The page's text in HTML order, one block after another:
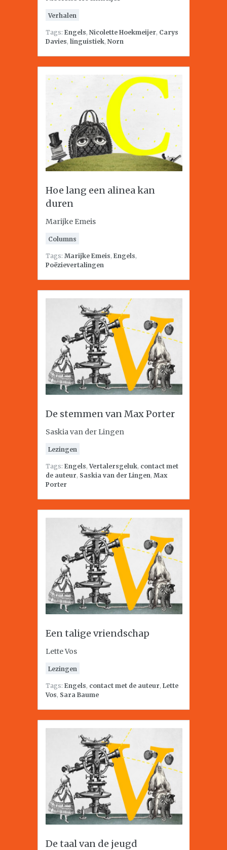
Verhalen
Tags: Engels, Nicolette Hoekmeijer, Carys
Davies, linguistiek, Norn
Hoe lang een alinea kan
duren
Marijke Emeis
Columns
Tags: Marijke Emeis, Engels,
Poëzievertalingen
De stemmen van Max Porter
Saskia van der Lingen
Lezingen
Tags: Engels,Vertalersgeluk, contact met
de auteur, Saskia van der Lingen, Max
Porter
Een talige vriendschap
Lette Vos
Lezingen
Tags: Engels, contact met de auteur, Lette
Vos, Sara Baume
De taal van de jeugd